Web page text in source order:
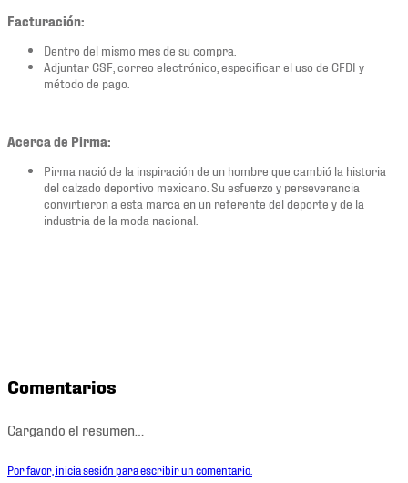
Facturación:
Dentro del mismo mes de su compra.
Adjuntar CSF, correo electrónico, especificar el uso de CFDI y
método de pago.
Acerca de Pirma:
Pirma nació de la inspiración de un hombre que cambió la historia
del calzado deportivo mexicano. Su esfuerzo y perseverancia
convirtieron a esta marca en un referente del deporte y de la
industria de la moda nacional.
Comentarios
Cargando el resumen…
Por favor, inicia sesión para escribir un comentario.